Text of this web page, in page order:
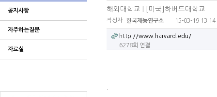
공지사항
자주하는질문
자료실
해외대학교 | [미국]하버드대학교
작성자 한국재능연구소 15-03-19 13:14
http://www.harvard.edu/
6278회 연결